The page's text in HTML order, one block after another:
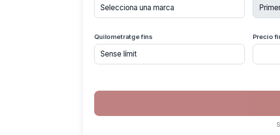
Quilometratge fins Precio